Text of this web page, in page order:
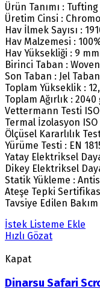
Ürün Tanımı : Tufting
Üretim Cinsi :
Hav İlmek Sayısı :
Hav Malzemesi :
Hav Yüksekliği : 9
Birinci Taban :
Son Taban : Jel Taban
Toplam Yükseklik :
Toplam Ağırlık :
Vettermann Testi ISO
Termal İzolasyon ISO
Ölçüsel Kararlılık
Yürüme Testi : EN
Yatay Elektriksel
Dikey Elektriksel
Statik Yükleme :
Ateşe Tepki
Tavsiye Edilen
İstek Listeme Ekle
Hızlı Gözat
Kapat
Dinarsu Safari